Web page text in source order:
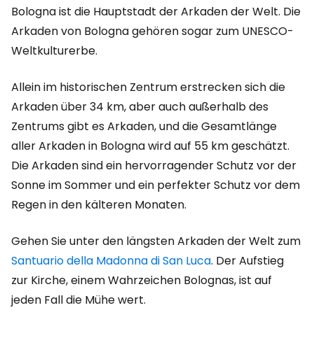
Bologna ist die Hauptstadt der Arkaden der Welt. Die
Arkaden von Bologna gehören sogar zum UNESCO-
Weltkulturerbe.
Allein im historischen Zentrum erstrecken sich die
Arkaden über 34 km, aber auch außerhalb des
Zentrums gibt es Arkaden, und die Gesamtlänge
aller Arkaden in Bologna wird auf 55 km geschätzt.
Die Arkaden sind ein hervorragender Schutz vor der
Sonne im Sommer und ein perfekter Schutz vor dem
Regen in den kälteren Monaten.
Gehen Sie unter den längsten Arkaden der Welt zum
Santuario della Madonna di San Luca. Der Aufstieg
zur Kirche, einem Wahrzeichen Bolognas, ist auf
jeden Fall die Mühe wert.